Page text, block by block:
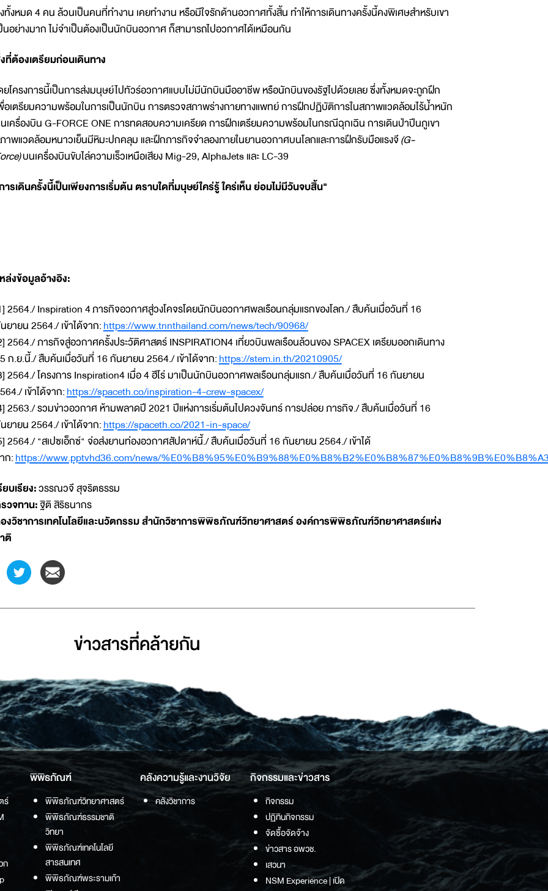
ทั้งหมด 4 คน ล้วนเป็นคนที่ทำงาน เคยทำงาน หรือมีใจรักด้านอวกาศทั้งสิ้น ทำให้การเดินทางครั้งนี้คงพิเศษสำหรับเขา
นอย่างมาก ไม่จำเป็นต้องเป็นนักบินอวกาศ ก็สามารถไปอวกาศได้เหมือนกัน
ที่ต้องเตรียมก่อนเดินทาง
ยโครงการนี้เป็นการส่งมนุษย์ไปทัวร์อวกาศแบบไม่มีนักบินมืออาชีพ หรือนักบินของรัฐไปด้วยเลย ซึ่งทั้งหมดจะถูกฝึก
อเตรียมความพร้อมในการเป็นนักบิน การตรวจสภาพร่างกายทางแพทย์ การฝึกปฏิบัติการในสภาพแวดล้อมไร้น้ำหนัก
เครื่องบิน G-FORCE ONE การทดสอบความเครียด การฝึกเตรียมความพร้อมในกรณีฉุกเฉิน การเดินป่าปีนภูเขา
าพแวดล้อมหนาวเย็นมีหิมะปกคลุม และฝึกภารกิจจำลองภายในยานอวกาศบนโลกและการฝึกรับมือแรงจี(G-
บนเครื่องบินขับไล่ความเร็วเหนือเสียง Mig-29, AlphaJets และ LC-39
ารเดินครั้งนี้เป็นเพียงการเริ่มต้น ตราบใดที่มนุษย์ใคร่รู้ ใคร่เห็น ย่อมไม่มีวันจบสิ้น"
ล่งข้อมูลอ้างอิง:
2564./ Inspiration 4 ภารกิจอวกาศสู่วงโคจรโดยนักบินอวกาศพลเรือนกลุ่มแรกของโลก./ สืบค้นเมื่อวันที่ 16
ยายน 2564./ เข้าได้จาก:https://www.tnnthailand.com/news/tech/90968/
2564./ ภารกิจสู่อวกาศ​ครั้งประวัติศาสตร์​ INSPIRATION4 เที่ยวบินพลเรือนล้วนของ SPACEX เตรียมออกเดินทาง​
ก.ย.นี้./ สืบค้นเมื่อวันที่ 16 กันยายน 2564./ เข้าได้จาก:https://stem.in.th/20210905/
2564./ โครงการ Inspiration4 เมื่อ 4 ฮีโร่ มาเป็นนักบินอวกาศพลเรือนกลุ่มแรก./ สืบค้นเมื่อวันที่ 16 กันยายน
เข้าได้จาก:https://spaceth.co/inspiration-4-crew-spacex/
2563./ รวมข่าวอวกาศ ห้ามพลาดปี 2021 ปีแห่งการเริ่มต้นไปดวงจันทร์ การปล่อย ภารกิจ./ สืบค้นเมื่อวันที่ 16
ยายน 2564./ เข้าได้จาก:https://spaceth.co/2021-in-space/
2564./ "สเปซเอ็กซ์" จ่อส่งยานท่องอวกาศสัปดาห์นี้./ สืบค้นเมื่อวันที่ 16 กันยายน 2564./ เข้าได้
ก:https://www.pptvhd36.com/news/
ยบเรียง:วรรณวจี สุจริตธรรม
วจทาน:ฐิติ สิริธนากร
งวิชาการเทคโนโลยีและนวัตกรรม สำนักวิชาการพิพิธภัณฑ์วิทยาศาสตร์ องค์การพิพิธภัณฑ์วิทยาศาสตร์แห่ง
ติ
ข่าวสารที่่คล้ายกัน
ร์
ก
พิพิธภัณฑ์
พิพิธภัณฑ์วิทยาศาสตร์
พิพิธภัณฑ์ธรรมชาติ
วิทยา
พิพิธภัณฑ์เทคโนโลยี
สารสนเทศ
พิพิธภัณฑ์พระรามเก้า
คลังความรู้และงานวิจัย
คลังวิชาการ
กิจกรรมและข่าวสาร
กิจกรรม
ปฏิทินกิจกรรม
จัดซื้อจัดจ้าง
ข่าวสาร อพวช.
เสวนา
NSM Experience | เปิด